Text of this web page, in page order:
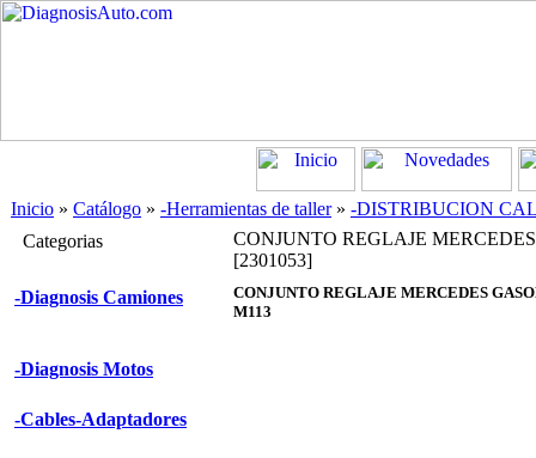
Inicio » Catálogo » -Herramientas de taller» -DISTRIBUCION
Categorias
-Diagnosis Camiones
-Diagnosis Motos
-Cables-Adaptadores
CONJUNTO REGLAJE
[2301053]
CONJUNTO REGLAJE MERCEDES
M113